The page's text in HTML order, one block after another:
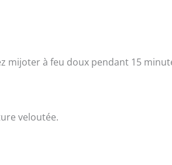
mijoter à feu doux pendant 15
veloutée.